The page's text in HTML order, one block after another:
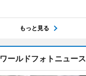
もっと見る
ワールドフォトニュース